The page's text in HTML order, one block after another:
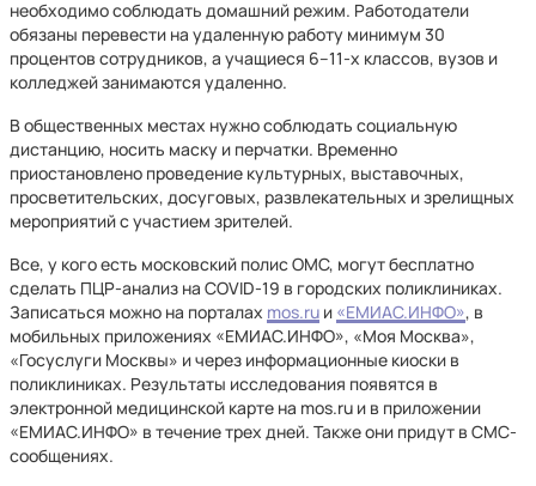
необходимо соблюдать домашний режим. Работодатели
обязаны перевести на удаленную работу минимум 30
процентов сотрудников, а учащиеся 6–11-х классов, вузов и
колледжей занимаются удаленно.
В общественных местах нужно соблюдать социальную
дистанцию, носить маску и перчатки. Временно
приостановлено проведение культурных, выставочных,
просветительских, досуговых, развлекательных и зрелищных
мероприятий с участием зрителей.
Все, у кого есть московский полис ОМС, могут бесплатно
сделать ПЦР-анализ на COVID-19 в городских поликлиниках.
Записаться можно на порталах mos.ru и «ЕМИАС.ИНФО», в
мобильных приложениях «ЕМИАС.ИНФО», «Моя Москва»,
«Госуслуги Москвы» и через информационные киоски в
поликлиниках. Результаты исследования появятся в
электронной медицинской карте на mos.ru и в приложении
«ЕМИАС.ИНФО» в течение трех дней. Также они придут в СМС-
сообщениях.